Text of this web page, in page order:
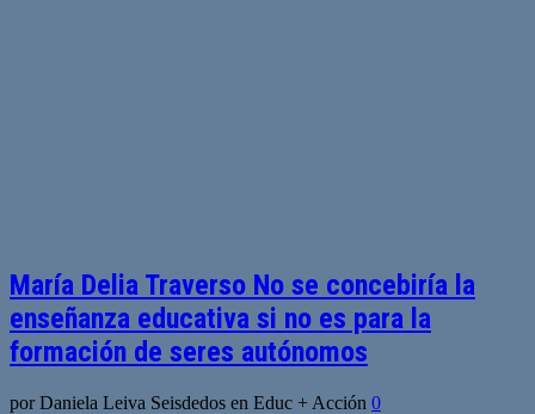
María Delia Traverso No se concebiría la
enseñanza educativa si no es para la
formación de seres autónomos
por Daniela Leiva Seisdedos en Educ + Acción 0